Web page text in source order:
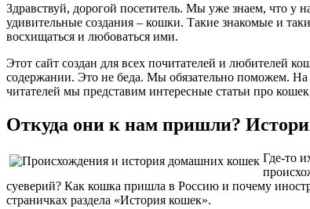
Здравствуй, дорогой посетитель. Мы уже знаем, что у
удивительные создания – кошки. Такие знакомые и
восхищаться и любоваться ими.
Этот сайт создан для всех почитателей и любителей
содержании. Это не беда. Мы обязательно поможем. На
читателей мы представим интересные статьи про
Откуда они к нам пришли?
Где-то
суеверий? Как кошка пришла в Россию и почему
страничках раздела «История кошек».